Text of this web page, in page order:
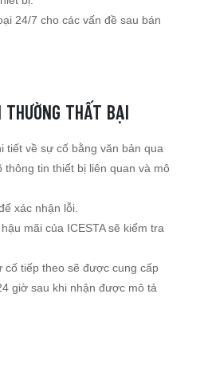
24/7 cho các vấn đề sau bán
THƯỜNG THẤT BẠI
tiết về sự cố bằng văn bản qua
tin thiết bị liên quan và mô
xác nhận lỗi.
mãi của ICESTA sẽ kiểm tra
cố tiếp theo sẽ được cung cấp
giờ sau khi nhận được mô tả